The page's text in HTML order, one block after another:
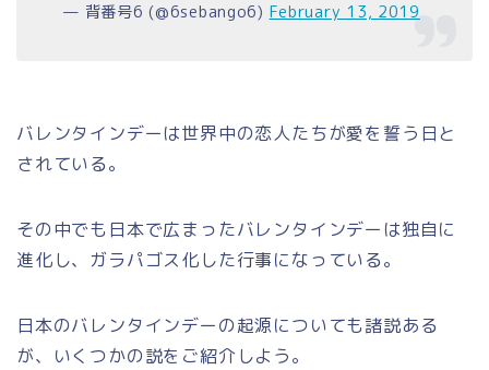
— 背番号6 (@6sebango6) February 13, 2019
バレンタインデーは世界中の恋人たちが愛を誓う日と
されている。
その中でも日本で広まったバレンタインデーは独自に
進化し、ガラパゴス化した行事になっている。
日本のバレンタインデーの起源についても諸説ある
が、いくつかの説をご紹介しよう。